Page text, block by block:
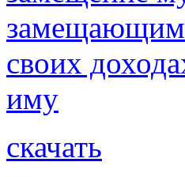
своих
иму
скачать